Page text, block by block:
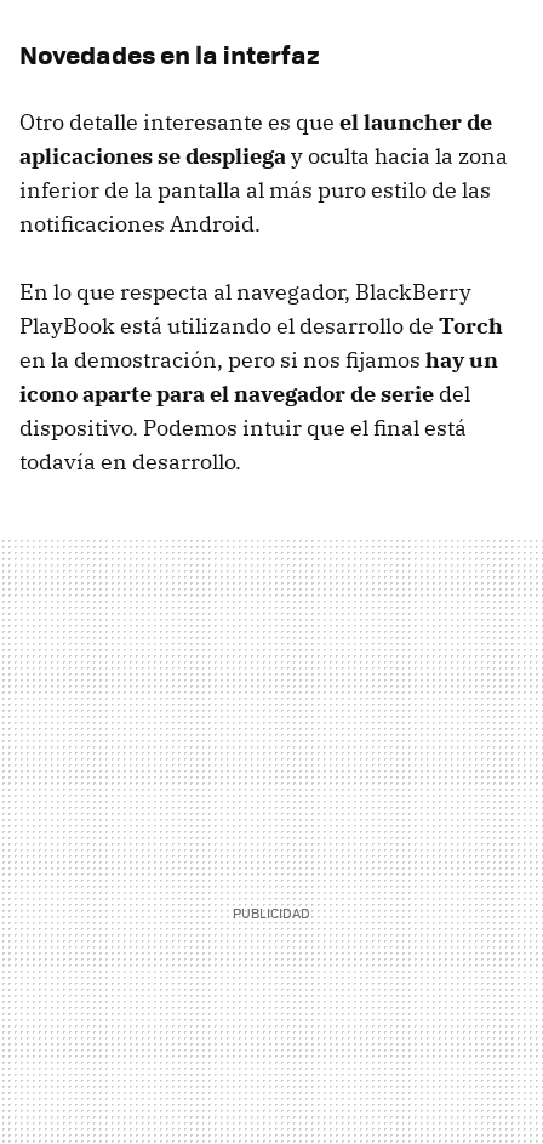
Novedades en la interfaz
Otro detalle interesante es que el launcher de
aplicaciones se despliegay oculta hacia la zona
inferior de la pantalla al más puro estilo de las
notificaciones Android.
En lo que respecta al navegador, BlackBerry
PlayBook está utilizando el desarrollo de Torch
en la demostración, pero si nos fijamos hay un
icono aparte para el navegador de serie del
dispositivo. Podemos intuir que el final está
todavía en desarrollo.